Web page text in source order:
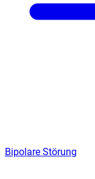
Bipolare Störung